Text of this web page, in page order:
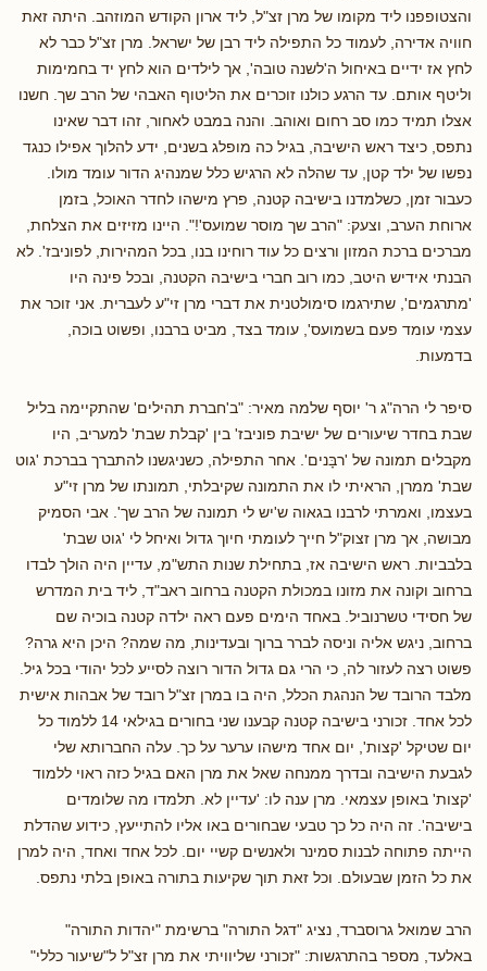
והצטופפנו ליד מקומו של מרן זצ"ל, ליד ארון הקודש המוזהב. היתה זאת
חוויה אדירה, לעמוד כל התפילה ליד רבן של ישראל. מרן זצ"ל כבר לא
לחץ אז ידיים באיחול ה'לשנה טובה', אך לילדים הוא לחץ יד בחמימות
וליטף אותם. עד הרגע כולנו זוכרים את הליטוף האבהי של הרב שך. חשנו
אצלו תמיד כמו סב רחום ואוהב. והנה במבט לאחור, זהו דבר שאינו
נתפס, כיצד ראש הישיבה, בגיל כה מופלג בשנים, ידע להלוך אפילו כנגד
נפשו של ילד קטן, עד שהלה לא הרגיש כלל שמנהיג הדור עומד מולו.
כעבור זמן, כשלמדנו בישיבה קטנה, פרץ מישהו לחדר האוכל, בזמן
ארוחת הערב, וצעק: "הרב שך מוסר שמועס'!". היינו מזיזים את הצלחת,
מברכים ברכת המזון ורצים כל עוד רוחינו בנו, בכל המהירות, לפוניבז'. לא
הבנתי אידיש היטב, כמו רוב חברי בישיבה הקטנה, ובכל פינה היו
'מתרגמים', שתירגמו סימולטנית את דברי מרן זי"ע לעברית. אני זוכר את
עצמי עומד פעם בשמועס', עומד בצד, מביט ברבנו, ופשוט בוכה,
בדמעות.
סיפר לי הרה"ג ר' יוסף שלמה מאיר: "ב'חברת תהילים' שהתקיימה בליל
שבת בחדר שיעורים של ישיבת פוניבז' בין 'קבלת שבת' למעריב, היו
מקבלים תמונה של 'רבָּנים'. אחר התפילה, כשניגשנו להתברך בברכת 'גוט
שבת' ממרן, הראיתי לו את התמונה שקיבלתי, תמונתו של מרן זי"ע
בעצמו, ואמרתי לרבנו בגאוה ש'יש לי תמונה של הרב שך'. אבי הסמיק
מבושה, אך מרן זצוק"ל חייך לעומתי חיוך גדול ואיחל לי 'גוט שבת'
בלבביות. ראש הישיבה אז, בתחילת שנות התש"מ, עדיין היה הולך לבדו
ברחוב וקונה את מזונו במכולת הקטנה ברחוב ראב"ד, ליד בית המדרש
של חסידי טשרנוביל. באחד הימים פעם ראה ילדה קטנה בוכיה שם
ברחוב, ניגש אליה וניסה לברר ברוך ובעדינות, מה שמה? היכן היא גרה?
פשוט רצה לעזור לה, כי הרי גם גדול הדור רוצה לסייע לכל יהודי בכל גיל.
מלבד הרובד של הנהגת הכלל, היה בו במרן זצ"ל רובד של אבהות אישית
לכל אחד. זכורני בישיבה קטנה קבענו שני בחורים בגילאי 14 ללמוד כל
יום שטיקל 'קצות', יום אחד מישהו ערער על כך. עלה החברותא שלי
לגבעת הישיבה ובדרך ממנחה שאל את מרן האם בגיל כזה ראוי ללמוד
'קצות' באופן עצמאי. מרן ענה לו: 'עדיין לא. תלמדו מה שלומדים
בישיבה'. זה היה כל כך טבעי שבחורים באו אליו להתייעץ, כידוע שהדלת
הייתה פתוחה לבנות סמינר ולאנשים קשיי יום. לכל אחד ואחד, היה למרן
את כל הזמן שבעולם. וכל זאת תוך שקיעות בתורה באופן בלתי נתפס.
הרב שמואל גרוסברד, נציג "דגל התורה" ברשימת "יהדות התורה"
באלעד, מספר בהתרגשות: "זכורני שליוויתי את מרן זצ"ל ל"שיעור כללי"